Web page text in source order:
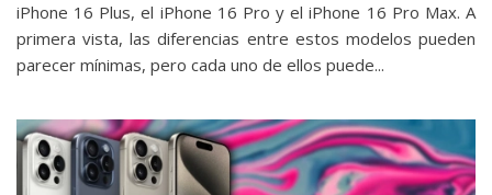
iPhone 16 Plus, el iPhone 16 Pro y el iPhone 16 Pro Max. A
primera vista, las diferencias entre estos modelos pueden
parecer mínimas, pero cada uno de ellos puede...